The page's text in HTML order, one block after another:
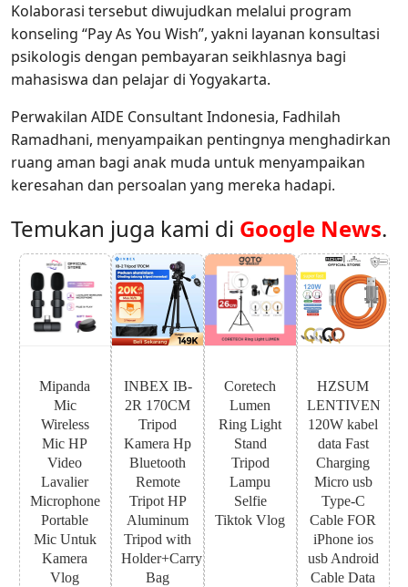
Kolaborasi tersebut diwujudkan melalui program
konseling “Pay As You Wish”, yakni layanan konsultasi
psikologis dengan pembayaran seikhlasnya bagi
mahasiswa dan pelajar di Yogyakarta.
Perwakilan AIDE Consultant Indonesia, Fadhilah
Ramadhani, menyampaikan pentingnya menghadirkan
ruang aman bagi anak muda untuk menyampaikan
keresahan dan persoalan yang mereka hadapi.
Temukan juga kami di Google News.
Mipanda
Mic
Wireless
Mic HP
Video
Lavalier
Microphone
Portable
Mic Untuk
Kamera
Vlog
INBEX IB-
2R 170CM
Tripod
Kamera Hp
Bluetooth
Remote
Tripot HP
Aluminum
Tripod with
Holder+Carry
Bag
Coretech
Lumen
Ring Light
Stand
Tripod
Lampu
Selfie
Tiktok Vlog
HZSUM
LENTIVEN
120W kabel
data Fast
Charging
Micro usb
Type-C
Cable FOR
iPhone ios
usb Android
Cable Data